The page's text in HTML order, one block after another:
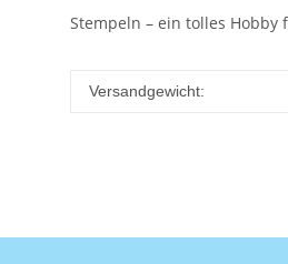
Stempeln – ein tolles
Versandgewicht: